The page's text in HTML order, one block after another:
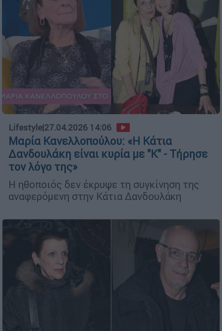
Lifestyle|27.04.2026 14:06
Μαρία Κανελλοπούλου: «Η Κάτια
Δανδουλάκη είναι κυρία με "Κ" - Τήρησε
τον λόγο της»
Η ηθοποιός δεν έκρυψε τη συγκίνηση της
αναφερόμενη στην Κάτια Δανδουλάκη